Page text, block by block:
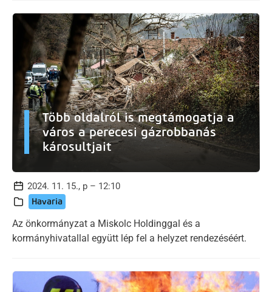
Több oldalról is megtámogatja a
város a perecesi gázrobbanás
károsultjait
2024. 11. 15., p – 12:10
Havaria
Az önkormányzat a Miskolc Holdinggal és a
kormányhivatallal együtt lép fel a helyzet rendezéséért.